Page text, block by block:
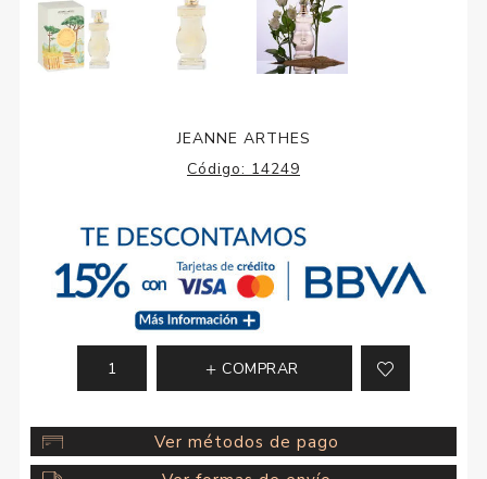
JEANNE ARTHES
Código: 14249
COMPRAR
Ver métodos de pago